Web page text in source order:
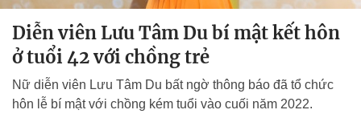
Diễn viên Lưu Tâm Du bí mật kết hôn
ở tuổi 42 với chồng trẻ
Nữ diễn viên Lưu Tâm Du bất ngờ thông báo đã tổ chức
hôn lễ bí mật với chồng kém tuổi vào cuối năm 2022.